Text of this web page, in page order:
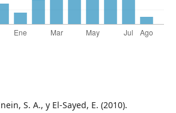
S. A., y El-Sayed, E. (2010).